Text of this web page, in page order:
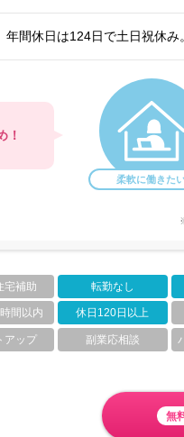
年間休日は124日で土日祝休
！
柔軟に働きた
宅補助 転勤なし
間以内 休日120日以上
アップ 副業応相談
無